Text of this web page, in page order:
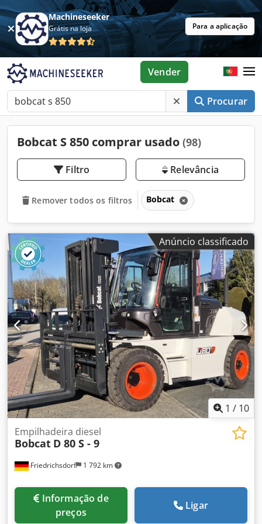
Machineseeker
Grátis na loja Para a aplicação
Procurar
Vender
Bobcat S 850 comprar usado (98)
Filtro Relevância
Remover todos os filtros Bobcat
Anúncio classificado
1 / 10
Friedrichsdorf 1 792 km
Empilhadeira diesel
Bobcat D 80 S - 9
preços
Ligar